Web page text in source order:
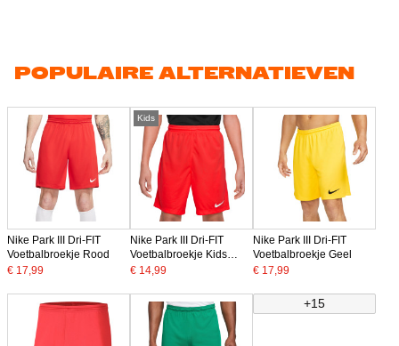
POPULAIRE ALTERNATIEVEN
Nike Park III Dri-FIT
Voetbalbroekje Rood
€ 17,99
Kids
Nike Park III Dri-FIT
Voetbalbroekje Kids
Rood
€ 14,99
Nike Park III Dri-FIT
Voetbalbroekje Geel
€ 17,99
+15